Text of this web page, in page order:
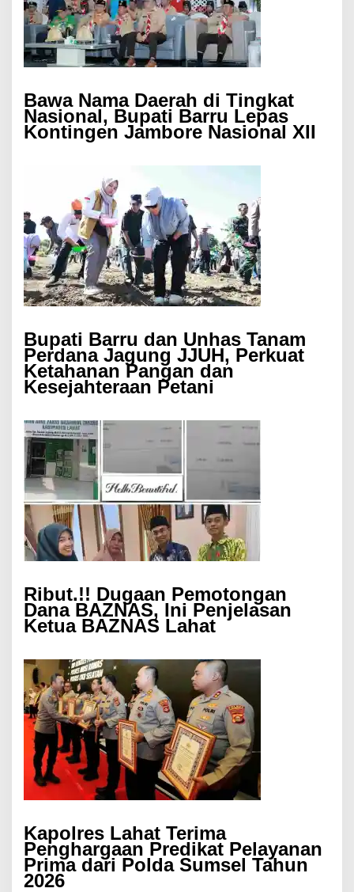
Bawa Nama Daerah di Tingkat
Nasional, Bupati Barru Lepas
Kontingen Jambore Nasional XII
Bupati Barru dan Unhas Tanam
Perdana Jagung JJUH, Perkuat
Ketahanan Pangan dan
Kesejahteraan Petani
Ribut.!! Dugaan Pemotongan
Dana BAZNAS, Ini Penjelasan
Ketua BAZNAS Lahat
Kapolres Lahat Terima
Penghargaan Predikat Pelayanan
Prima dari Polda Sumsel Tahun
2026